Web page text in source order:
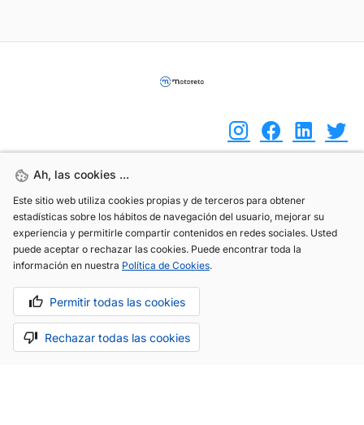
Ah, las cookies ...
Este sitio web utiliza cookies propias y de terceros para obtener
estadísticas sobre los hábitos de navegación del usuario, mejorar su
experiencia y permitirle compartir contenidos en redes sociales. Usted
puede aceptar o rechazar las cookies. Puede encontrar toda la
información en nuestra Política de Cookies.
Permitir todas las cookies
Rechazar todas las cookies
Ah, las cookies ...
Este sitio web utiliza cookies propias y de terceros para obtener
estadísticas sobre los hábitos de navegación del usuario, mejorar su
experiencia y permitirle compartir contenidos en redes sociales. Usted
puede aceptar o rechazar las cookies. Puede encontrar toda la
información en nuestra Política de Cookies.
Permitir todas las cookies
Rechazar todas las cookies
info@motoreto.com
Aviso legal Política de cookies